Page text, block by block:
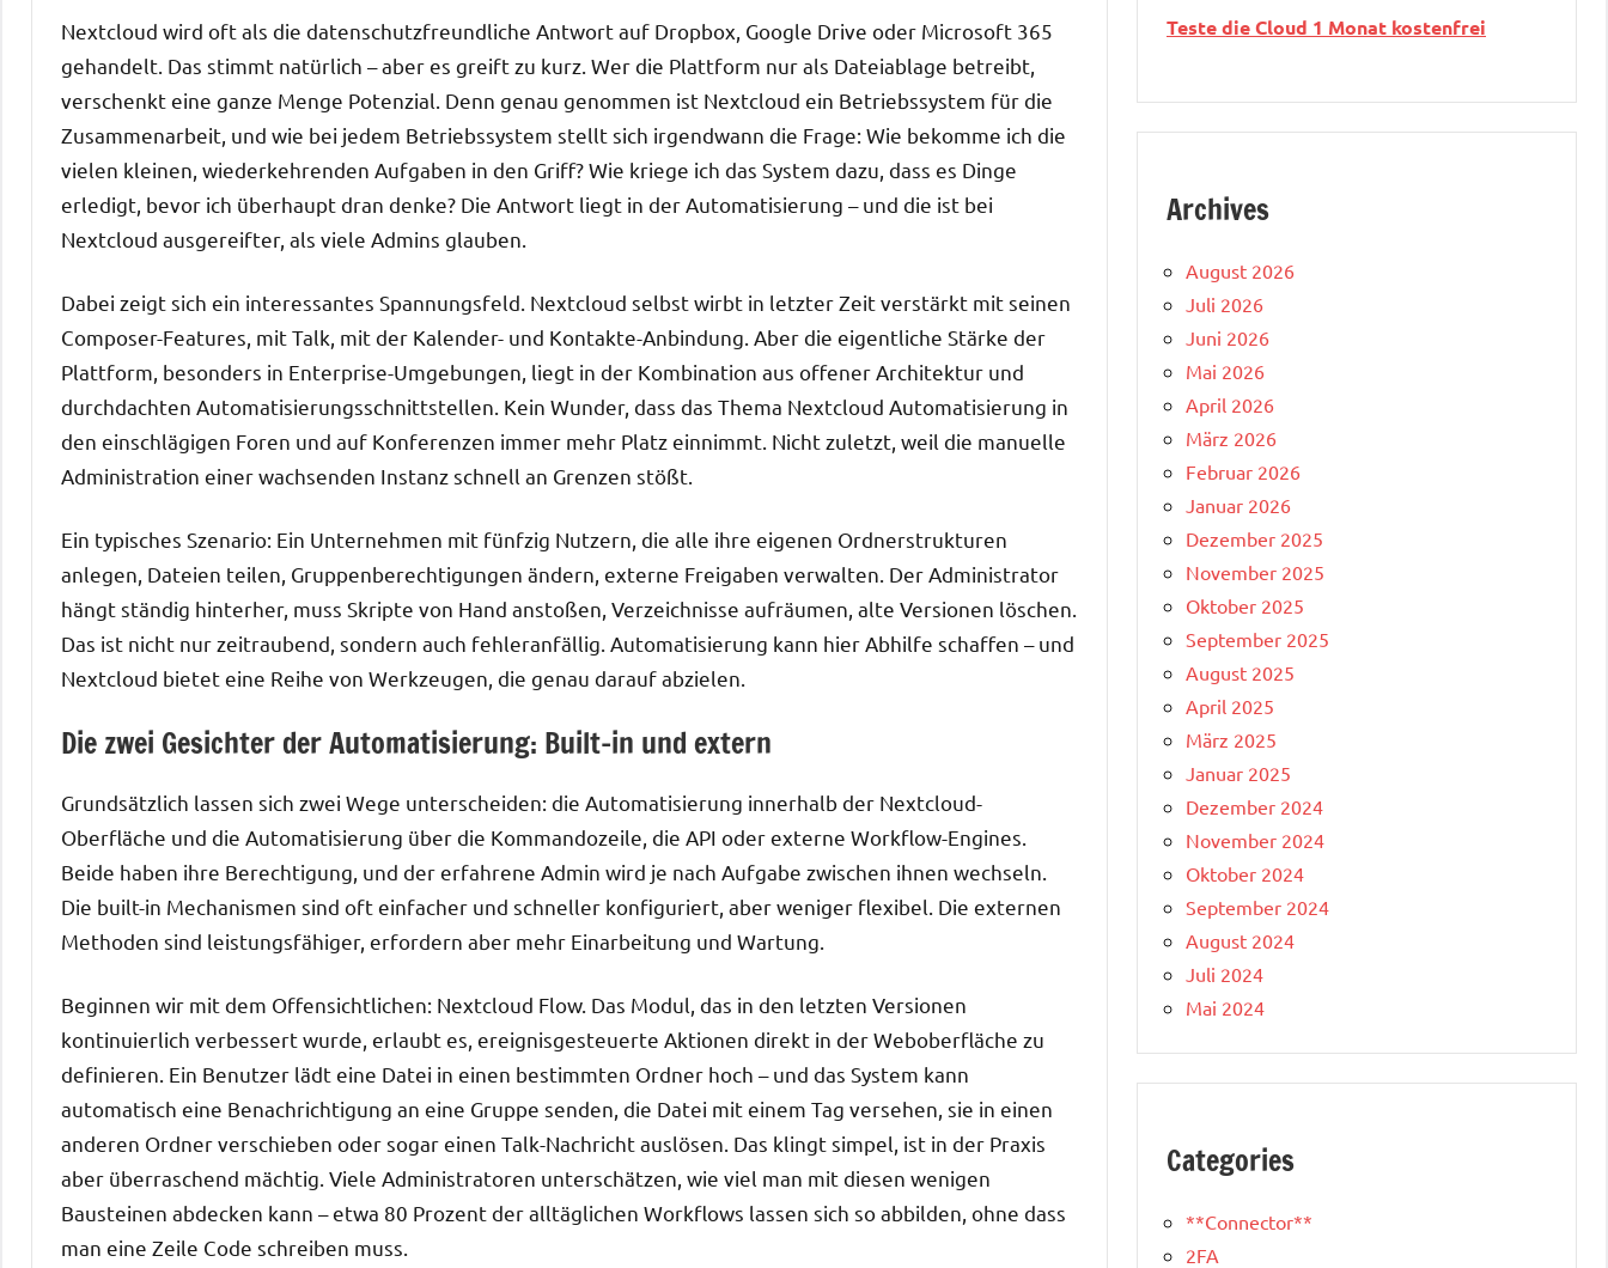
Nextcloud wird oft als die datenschutzfreundliche Antwort auf Dropbox, Google Drive oder Microsoft 365
gehandelt. Das stimmt natürlich – aber es greift zu kurz. Wer die Plattform nur als Dateiablage betreibt,
verschenkt eine ganze Menge Potenzial. Denn genau genommen ist Nextcloud ein Betriebssystem für die
Zusammenarbeit, und wie bei jedem Betriebssystem stellt sich irgendwann die Frage: Wie bekomme ich die
vielen kleinen, wiederkehrenden Aufgaben in den Griff? Wie kriege ich das System dazu, dass es Dinge
erledigt, bevor ich überhaupt dran denke? Die Antwort liegt in der Automatisierung – und die ist bei
Nextcloud ausgereifter, als viele Admins glauben.
Dabei zeigt sich ein interessantes Spannungsfeld. Nextcloud selbst wirbt in letzter Zeit verstärkt mit seinen
Composer-Features, mit Talk, mit der Kalender- und Kontakte-Anbindung. Aber die eigentliche Stärke der
Plattform, besonders in Enterprise-Umgebungen, liegt in der Kombination aus offener Architektur und
durchdachten Automatisierungsschnittstellen. Kein Wunder, dass das Thema Nextcloud Automatisierung in
den einschlägigen Foren und auf Konferenzen immer mehr Platz einnimmt. Nicht zuletzt, weil die manuelle
Administration einer wachsenden Instanz schnell an Grenzen stößt.
Ein typisches Szenario: Ein Unternehmen mit fünfzig Nutzern, die alle ihre eigenen Ordnerstrukturen
anlegen, Dateien teilen, Gruppenberechtigungen ändern, externe Freigaben verwalten. Der Administrator
hängt ständig hinterher, muss Skripte von Hand anstoßen, Verzeichnisse aufräumen, alte Versionen löschen.
Das ist nicht nur zeitraubend, sondern auch fehleranfällig. Automatisierung kann hier Abhilfe schaffen – und
Nextcloud bietet eine Reihe von Werkzeugen, die genau darauf abzielen.
Die zwei Gesichter der Automatisierung: Built-in und extern
Grundsätzlich lassen sich zwei Wege unterscheiden: die Automatisierung innerhalb der Nextcloud-
Oberfläche und die Automatisierung über die Kommandozeile, die API oder externe Workflow-Engines.
Beide haben ihre Berechtigung, und der erfahrene Admin wird je nach Aufgabe zwischen ihnen wechseln.
Die built-in Mechanismen sind oft einfacher und schneller konfiguriert, aber weniger flexibel. Die externen
Methoden sind leistungsfähiger, erfordern aber mehr Einarbeitung und Wartung.
Beginnen wir mit dem Offensichtlichen: Nextcloud Flow. Das Modul, das in den letzten Versionen
kontinuierlich verbessert wurde, erlaubt es, ereignisgesteuerte Aktionen direkt in der Weboberfläche zu
definieren. Ein Benutzer lädt eine Datei in einen bestimmten Ordner hoch – und das System kann
automatisch eine Benachrichtigung an eine Gruppe senden, die Datei mit einem Tag versehen, sie in einen
anderen Ordner verschieben oder sogar einen Talk-Nachricht auslösen. Das klingt simpel, ist in der Praxis
aber überraschend mächtig. Viele Administratoren unterschätzen, wie viel man mit diesen wenigen
Bausteinen abdecken kann – etwa 80 Prozent der alltäglichen Workflows lassen sich so abbilden, ohne dass
man eine Zeile Code schreiben muss.
Teste die Cloud 1 Monat kostenfrei
Archives
August 2026
Juli 2026
Juni 2026
Mai 2026
April 2026
März 2026
Februar 2026
Januar 2026
Dezember 2025
November 2025
Oktober 2025
September 2025
August 2025
April 2025
März 2025
Januar 2025
Dezember 2024
November 2024
Oktober 2024
September 2024
August 2024
Juli 2024
Mai 2024
Categories
**Connector**
2FA